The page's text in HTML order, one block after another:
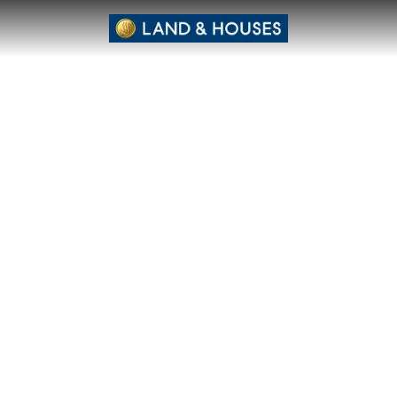
县衫刚镇第三村99/311号 起始价格 5.29 百万泰铢 靠近清